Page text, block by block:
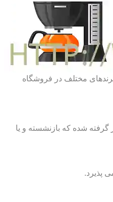
مختلف در فروشگاه
گرفته شده که بازنشسته و یا
پذیرد.